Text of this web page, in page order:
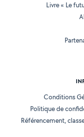
Livre « Le
Conditions
Politique de
Référencement,